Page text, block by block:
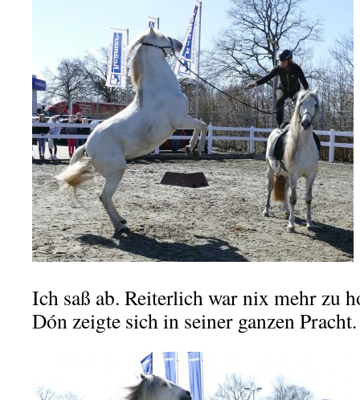
Ich saß ab. Reiterlich war nix mehr zu
Dón zeigte sich in seiner ganzen Pracht.